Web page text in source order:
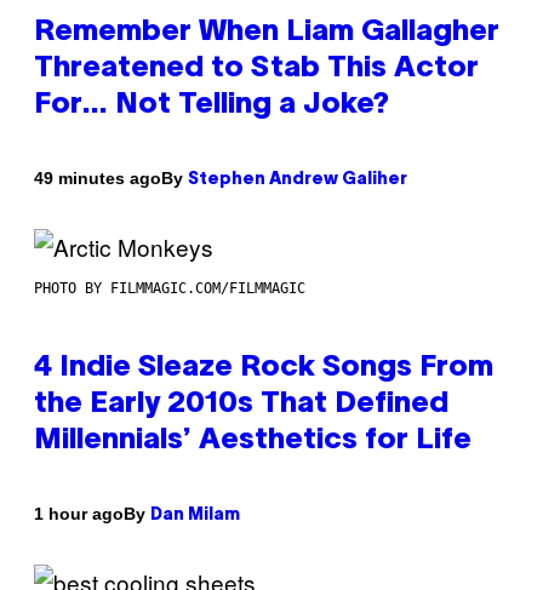
Remember When Liam Gallagher
Threatened to Stab This Actor
For… Not Telling a Joke?
49 minutes agoBy Stephen Andrew Galiher
PHOTO BY FILMMAGIC.COM/FILMMAGIC
4 Indie Sleaze Rock Songs From
the Early 2010s That Defined
Millennials’ Aesthetics for Life
1 hour agoBy Dan Milam